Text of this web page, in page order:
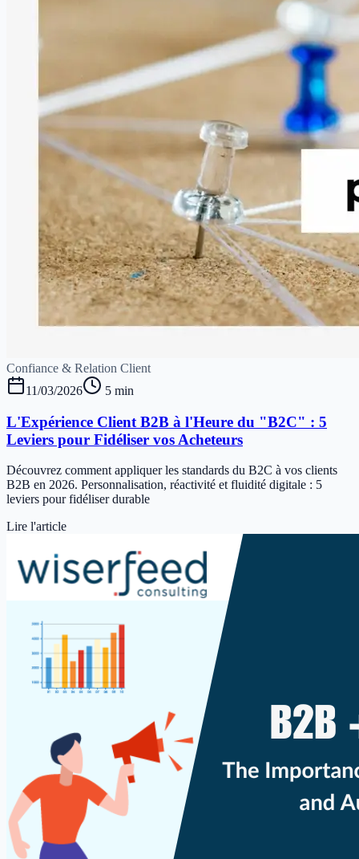
Confiance & Relation Client
11/03/2026
5 min
L'Expérience Client B2B à l'Heure du "B2C" : 5
Leviers pour Fidéliser vos Acheteurs
Découvrez comment appliquer les standards du B2C à vos clients
B2B en 2026. Personnalisation, réactivité et fluidité digitale : 5
leviers pour fidéliser durable
Lire l'article